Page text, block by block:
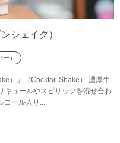
シェイク）
）
）」（Cocktail Shake） 濃厚牛
キュールやスピリッツを混ぜ合わ
ール入り...